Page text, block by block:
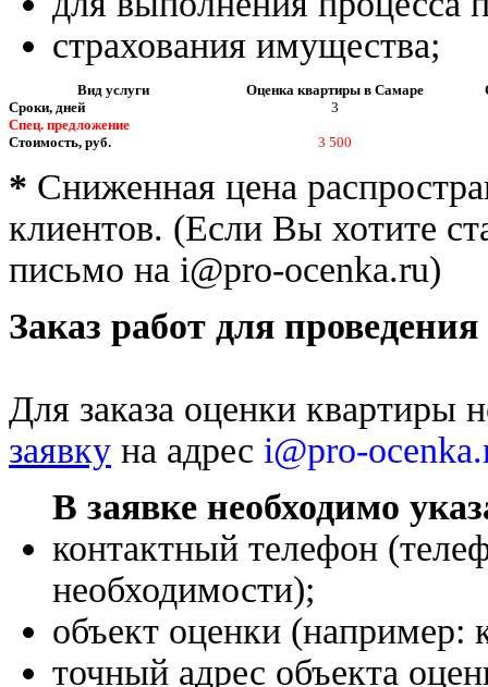
страхования имущества;
Вид услуги Оценка квартиры в Самаре
Сроки, дней
3
Спец. предложение
Стоимость, руб.
3 500
* Сниженная цена
клиентов. (Если Вы хотите
письмо на i@pro-ocenka.ru)
Заказ работ для
Для заказа оценки квартиры
заявку на адрес i@pro-
В заявке необходимо
контактный телефон
необходимости);
объект оценки (например:
точный адрес объекта